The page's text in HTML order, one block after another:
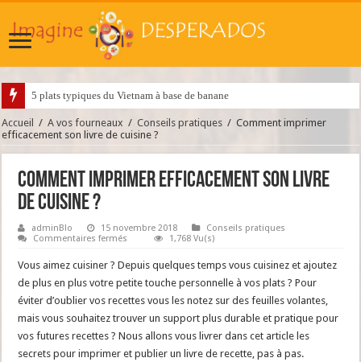
5 plats typiques du Vietnam à base de banane
Quels ingrédients se cachent dans la chapelure ?
Accueil / A vos fourneaux / Conseils pratiques / Comment imprimer
efficacement son livre de cuisine ?
Comment imprimer efficacement son livre
de cuisine ?
adminBlo 15 novembre 2018
Conseils pratiques
Commentaires fermés
efficacement
son
livre
de
?
1,768 Vu(s)
Vous aimez cuisiner ? Depuis quelques temps vous cuisinez et ajoutez
de plus en plus votre petite touche personnelle à vos plats ? Pour
éviter d’oublier vos recettes vous les notez sur des feuilles volantes,
mais vous souhaitez trouver un support plus durable et pratique pour
vos futures recettes ? Nous allons vous livrer dans cet article les
secrets pour imprimer et publier un livre de recette, pas à pas.